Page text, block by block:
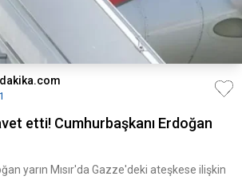
etti! Cumhurbaşkanı Erdoğan
yarın Mısır'da Gazze'deki ateşkese ilişkin